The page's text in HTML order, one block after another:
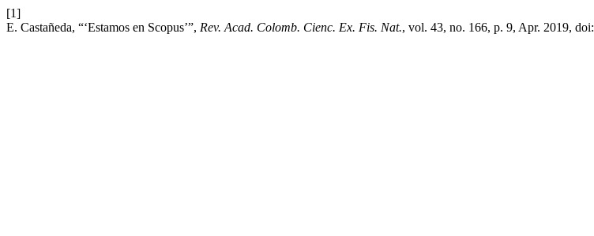
[1]
E. Castañeda, “‘Estamos en Scopus’”, Rev. Acad. Colomb. Cienc. Ex. Fis. Nat., vol. 43, no. 166, p. 9, Apr. 2019, doi: